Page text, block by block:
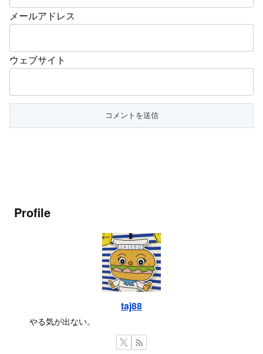
メールアドレス
ウェブサイト
Profile
taj88
やる気が出ない。